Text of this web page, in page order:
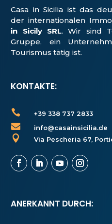
Casa in Sicilia ist das
der internationalen
in Sicily SRL. Wir sind
Gruppe, ein
Tourismus tätig ist.
KONTAKTE:
 +39 338 737 2833
 info@casainsicilia.de
 Via Pescheria 67,
ANERKANNT DURCH: